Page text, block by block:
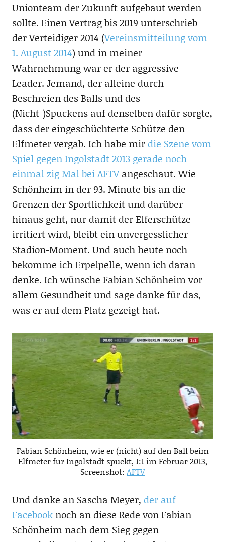
Unionteam der Zukunft aufgebaut werden
sollte. Einen Vertrag bis 2019 unterschrieb
der Verteidiger 2014 (Vereinsmitteilung vom
1. August 2014) und in meiner
Wahrnehmung war er der aggressive
Leader. Jemand, der alleine durch
Beschreien des Balls und des
(Nicht-)Spuckens auf denselben dafür sorgte,
dass der eingeschüchterte Schütze den
Elfmeter vergab. Ich habe mir die Szene vom
Spiel gegen Ingolstadt 2013 gerade noch
einmal zig Mal bei AFTVangeschaut. Wie
Schönheim in der 93. Minute bis an die
Grenzen der Sportlichkeit und darüber
hinaus geht, nur damit der Elferschütze
irritiert wird, bleibt ein unvergesslicher
Stadion-Moment. Und auch heute noch
bekomme ich Erpelpelle, wenn ich daran
denke. Ich wünsche Fabian Schönheim vor
allem Gesundheit und sage danke für das,
was er auf dem Platz gezeigt hat.
Fabian Schönheim, wie er (nicht) auf den Ball beim
Elfmeter für Ingolstadt spuckt, 1:1 im Februar 2013,
Screenshot: AFTV
Und danke an Sascha Meyer, der auf
Facebooknoch an diese Rede von Fabian
Schönheim nach dem Sieg gegen